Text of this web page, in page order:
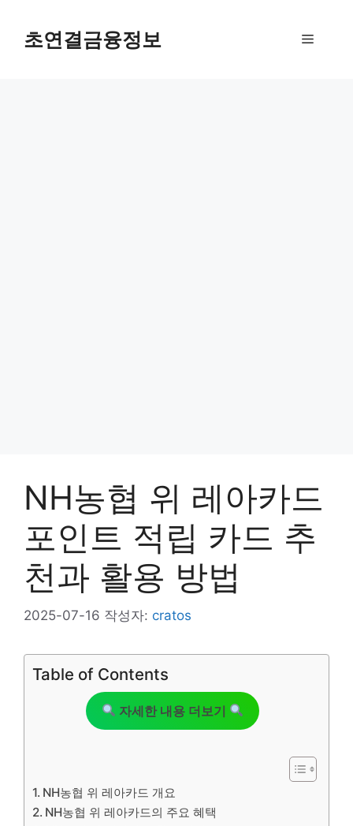
초연결금융정보 메
NH농협 위 레아카드
포인트 적립 카드 추
천과 활용 방법
2025-07-16 작성자: cratos
Table of Contents
자세한 내용 더보기
NH농협 위 레아카드 개요
NH농협 위 레아카드의 주요 혜택